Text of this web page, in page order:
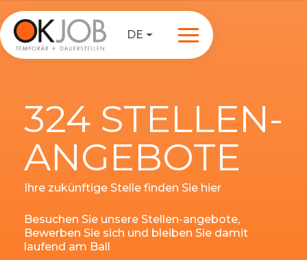
DE
324 STELLEN-
ANGEBOTE
Ihre zukünftige Stelle finden Sie hier
Besuchen Sie unsere Stellen-angebote,
Bewerben Sie sich und bleiben Sie damit
laufend am Ball